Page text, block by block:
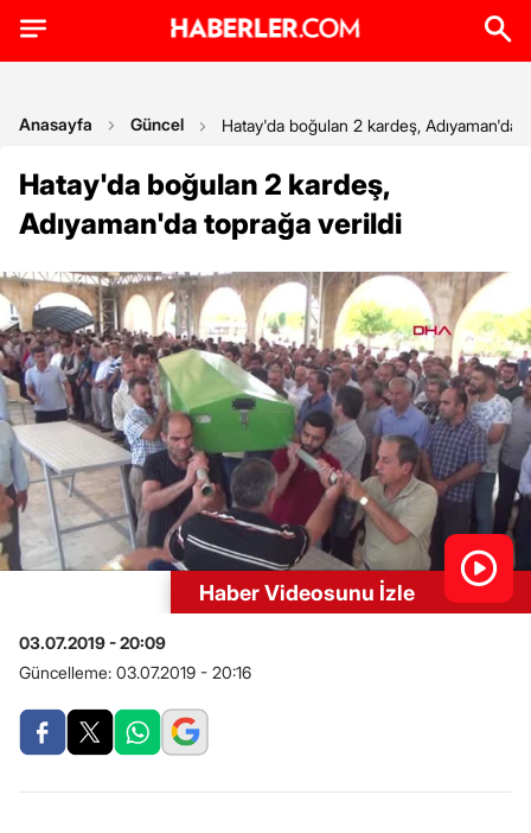
Anasayfa Güncel Hatay'da boğulan 2 kardeş, Adıyaman'da
Hatay'da boğulan 2 kardeş,
Adıyaman'da toprağa verildi
Haber Videosunu İzle
03.07.2019 - 20:09
Güncelleme: 03.07.2019 - 20:16